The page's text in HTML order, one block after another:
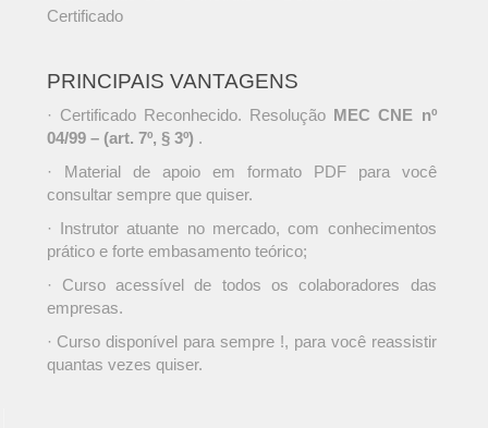
Certificado
PRINCIPAIS VANTAGENS
· Certificado Reconhecido. Resolução MEC CNE nº
04/99 – (art. 7º, § 3º) .
· Material de apoio em formato PDF para você
consultar sempre que quiser.
· Instrutor atuante no mercado, com conhecimentos
prático e forte embasamento teórico;
· Curso acessível de todos os colaboradores das
empresas.
· Curso disponível para sempre !, para você reassistir
quantas vezes quiser.